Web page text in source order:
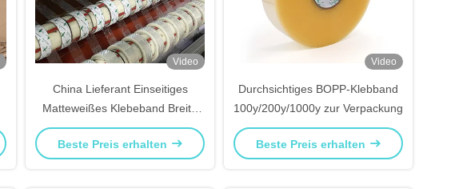
Video
China Lieferant Einseitiges
Matteweißes Klebeband Breite
50 mm
Beste Preis erhalten
Video
Durchsichtiges BOPP-Klebband
100y/200y/1000y zur Verpackung
Beste Preis erhalten